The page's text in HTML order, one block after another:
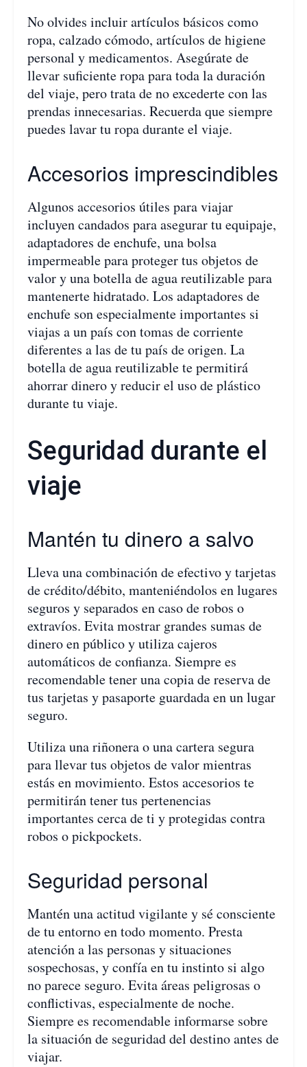
No olvides incluir artículos básicos como
ropa, calzado cómodo, artículos de higiene
personal y medicamentos. Asegúrate de
llevar suficiente ropa para toda la duración
del viaje, pero trata de no excederte con las
prendas innecesarias. Recuerda que siempre
puedes lavar tu ropa durante el viaje.
Accesorios imprescindibles
Algunos accesorios útiles para viajar
incluyen candados para asegurar tu equipaje,
adaptadores de enchufe, una bolsa
impermeable para proteger tus objetos de
valor y una botella de agua reutilizable para
mantenerte hidratado. Los adaptadores de
enchufe son especialmente importantes si
viajas a un país con tomas de corriente
diferentes a las de tu país de origen. La
botella de agua reutilizable te permitirá
ahorrar dinero y reducir el uso de plástico
durante tu viaje.
Seguridad durante el
viaje
Mantén tu dinero a salvo
Lleva una combinación de efectivo y tarjetas
de crédito/débito, manteniéndolos en lugares
seguros y separados en caso de robos o
extravíos. Evita mostrar grandes sumas de
dinero en público y utiliza cajeros
automáticos de confianza. Siempre es
recomendable tener una copia de reserva de
tus tarjetas y pasaporte guardada en un lugar
seguro.
Utiliza una riñonera o una cartera segura
para llevar tus objetos de valor mientras
estás en movimiento. Estos accesorios te
permitirán tener tus pertenencias
importantes cerca de ti y protegidas contra
robos o pickpockets.
Seguridad personal
Mantén una actitud vigilante y sé consciente
de tu entorno en todo momento. Presta
atención a las personas y situaciones
sospechosas, y confía en tu instinto si algo
no parece seguro. Evita áreas peligrosas o
conflictivas, especialmente de noche.
Siempre es recomendable informarse sobre
la situación de seguridad del destino antes de
viajar.